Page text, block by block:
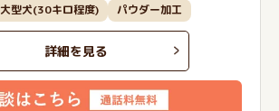
大型犬(30キロ程度) パウダー加工
詳細を見る